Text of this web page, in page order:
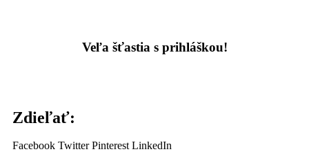
Veľa šťastia s prihláškou!
Zdieľať:
Facebook Twitter Pinterest LinkedIn